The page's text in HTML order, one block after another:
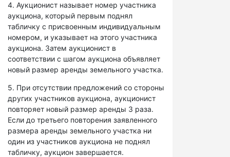
4. Аукционист называет номер участника
аукциона, который первым поднял
табличку с присвоенным индивидуальным
номером, и указывает на этого участника
аукциона. Затем аукционист в
соответствии с шагом аукциона объявляет
новый размер аренды земельного участка.
5. При отсутствии предложений со стороны
других участников аукциона, аукционист
повторяет новый размер аренды 3 раза.
Если до третьего повторения заявленного
размера аренды земельного участка ни
один из участников аукциона не поднял
табличку, аукцион завершается.